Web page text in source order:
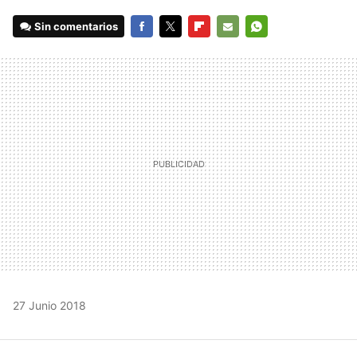
Sin comentarios
MAIL
27 Junio 2018